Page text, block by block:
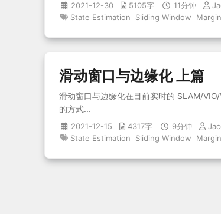
2021-12-30 5105字 11分钟
State Estimation
Sliding Window
滑动窗口与边缘化 上篇
滑动窗口与边缘化在目前实时的 SLAM/
的方式...
2021-12-15 4317字 9分钟
State Estimation
Sliding Window